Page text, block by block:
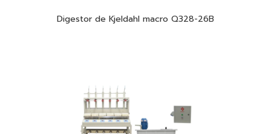
Digestor de Kjeldahl macro Q328-26B